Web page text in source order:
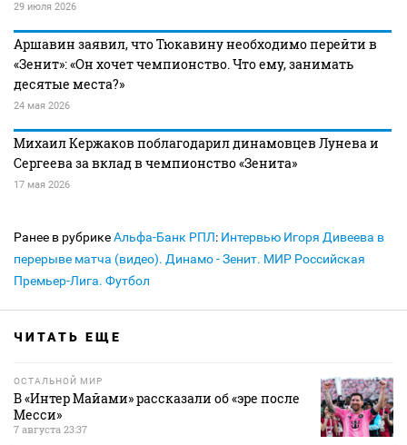
29 июля 2026
Аршавин заявил, что Тюкавину необходимо перейти в
«Зенит»: «Он хочет чемпионство. Что ему, занимать
десятые места?»
24 мая 2026
Михаил Кержаков поблагодарил динамовцев Лунева и
Сергеева за вклад в чемпионство «Зенита»
17 мая 2026
Ранее в рубрикеАльфа-Банк РПЛ: Интервью Игоря Дивеева в
перерыве матча (видео). Динамо - Зенит. МИР Российская
Премьер-Лига. Футбол
ЧИТАТЬ ЕЩЕ
ОСТАЛЬНОЙ МИР
В «Интер Майами» рассказали об «эре после
Месси»
7 августа 23:37